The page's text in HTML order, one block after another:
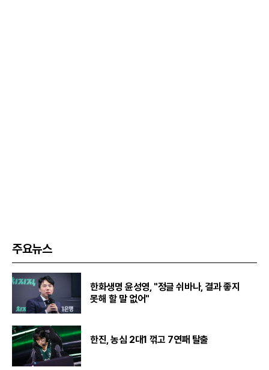
주요뉴스
한화생명 윤성영, "정글 쉬바나, 결과 좋지
못해 할 말 없어"
한진, 농심 2대1 꺾고 7연패 탈출